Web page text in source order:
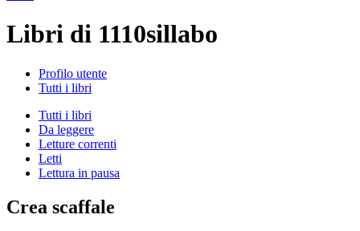
Libri di 1110sillabo
Profilo utente
Tutti i libri
Tutti i libri
Da leggere
Letture correnti
Letti
Lettura in pausa
Crea scaffale